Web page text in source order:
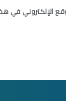
الإلكتروني في